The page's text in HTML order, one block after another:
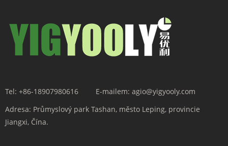
Tel: +86-18907980616 E-mailem: agio@yigyooly.com
Adresa: Průmyslový park Tashan, město Leping, provincie
Jiangxi, Čína.